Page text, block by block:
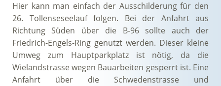
Hier kann man einfach der Ausschilderung für den
26. Tollenseseelauf folgen. Bei der Anfahrt aus
Richtung Süden über die B-96 sollte auch der
Friedrich-Engels-Ring genutzt werden. Dieser kleine
Umweg zum Hauptparkplatz ist nötig, da die
Wielandstrasse wegen Bauarbeiten gesperrt ist. Eine
Anfahrt über die Schwedenstrasse und